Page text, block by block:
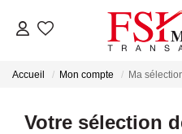
NOTRE
Notre
Accueil Mon compte Ma
Votre sélection